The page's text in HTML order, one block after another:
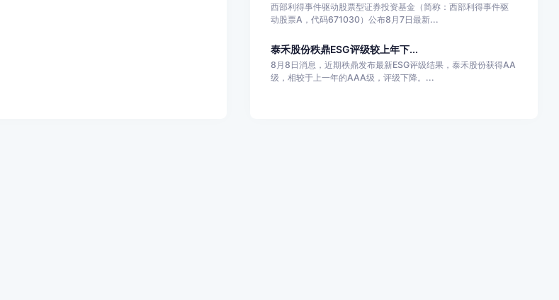
西部利得事件驱动股票型证券投资基金（简称：西部利得事件驱
动股票A，代码671030）公布8月7日最新...
泰禾股份秩鼎ESG评级较上年下...
8月8日消息，近期秩鼎发布最新ESG评级结果，泰禾股份获得AA
级，相较于上一年的AAA级，评级下降。...